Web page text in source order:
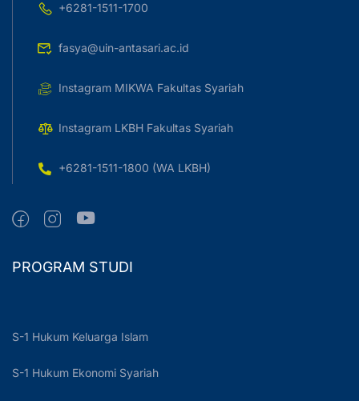
+6281-1511-1700
fasya@uin-antasari.ac.id
Instagram MIKWA Fakultas Syariah
Instagram LKBH Fakultas Syariah
+6281-1511-1800 (WA LKBH)
PROGRAM STUDI
S-1 Hukum Keluarga Islam
S-1 Hukum Ekonomi Syariah